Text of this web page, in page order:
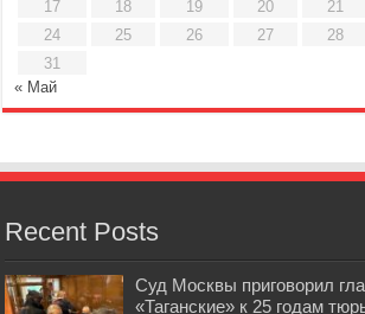
17
18 19 20 21
24
25 26 27 28
31
« Май
Recent Posts
Суд Москвы приговорил
«Таганские» к 25 годам